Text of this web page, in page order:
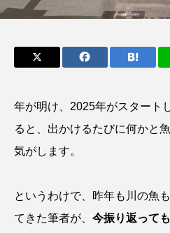
キーワードから探す
おばま水族館 かんぱち
アオリイカ アカアジ
アカクラゲ
アカメ
アサヒガニ アザアシ
年が明け、2025年がスタート
ると、出かけるたびに何かと
気がします。
というわけで、昨年も川の魚
てきた筆者が、 今振り返って